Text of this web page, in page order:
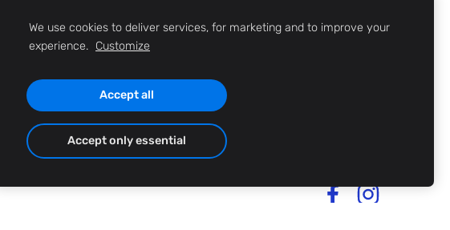
We use cookies to deliver services, for marketing and to improve your
experience. Customize
Accept all
Accept only essential